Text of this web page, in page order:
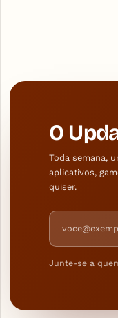
O
Toda semana,
aplicativos,
quiser.
Endereço de e-
Junte-se a